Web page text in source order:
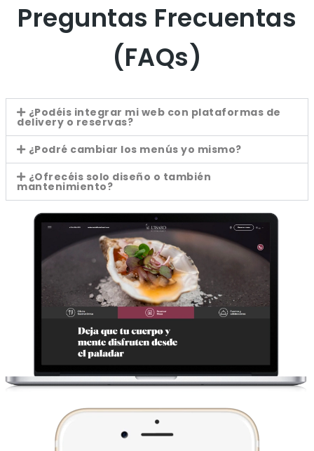
Preguntas Frecuentas
(FAQs)
¿Podéis integrar mi web con plataformas de
delivery o reservas?
¿Podré cambiar los menús yo mismo?
¿Ofrecéis solo diseño o también
mantenimiento?